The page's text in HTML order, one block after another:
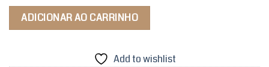
ADICIONAR AO CARRINHO
Add to wishlist